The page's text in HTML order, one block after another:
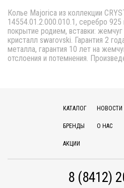
Колье Majorica из коллекции
14554.01.2.000.010.1, серебро 925
покрытие родием, вставки: жемчуг
кристалл swarovski. Гарантия 2
металла, гарантия 10 лет на
отслоения и потемнения.
КАТАЛОГ
БРЕНДЫ
АКЦИИ
НОВОСТИ
О НАС
8 (8412)